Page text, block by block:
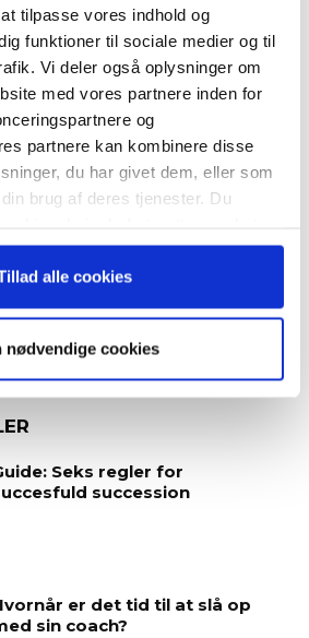
tilpasse vores indhold og
funktioner til sociale medier og til
Vi deler også oplysninger om
med vores partnere inden for
og
partnere kan kombinere disse
du har givet dem, eller som
brug af deres tjenester. Du
alle cookies
nødvendige cookies
Genopfind den
meningsfulde virksomhed
Fem tegn på, at
Seks regler for
succession
er det tid til at slå op
sin coach?